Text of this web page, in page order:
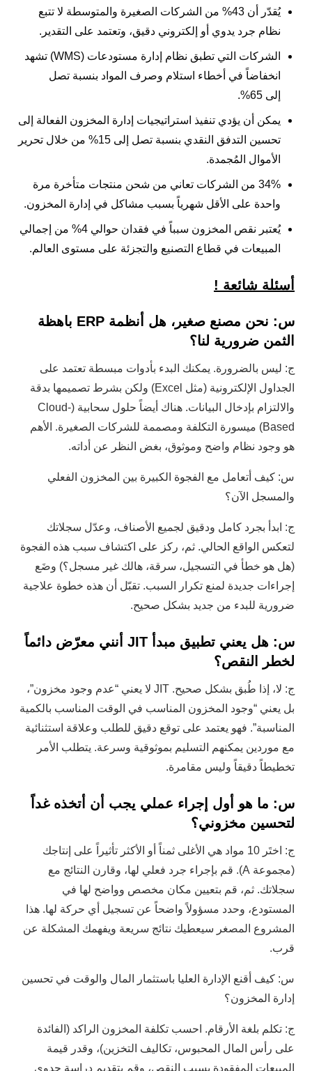
يُقدّر أن 43% من الشركات الصغيرة والمتوسطة لا تتبع
نظام جرد يدوي أو إلكتروني دقيق، وتعتمد على التقدير.
الشركات التي تطبق نظام إدارة مستودعات (WMS) تشهد
انخفاضاً في أخطاء استلام وصرف المواد بنسبة تصل
إلى 65%.
يمكن أن يؤدي تنفيذ استراتيجيات إدارة المخزون الفعالة إلى
تحسين التدفق النقدي بنسبة تصل إلى 15% من خلال تحرير
الأموال المُجمدة.
34% من الشركات تعاني من شحن منتجات متأخرة مرة
واحدة على الأقل شهرياً بسبب مشاكل في إدارة المخزون.
يُعتبر نقص المخزون سبباً في فقدان حوالي 4% من إجمالي
المبيعات في قطاع التصنيع والتجزئة على مستوى العالم.
أسئلة شائعة !
س: نحن مصنع صغير، هل أنظمة ERP باهظة
الثمن ضرورية لنا؟
ج: ليس بالضرورة. يمكنك البدء بأدوات مبسطة تعتمد على
الجداول الإلكترونية (مثل Excel) ولكن بشرط تصميمها بدقة
والالتزام بإدخال البيانات. هناك أيضاً حلول سحابية (Cloud-
Based) ميسورة التكلفة ومصممة للشركات الصغيرة. الأهم
هو وجود نظام واضح وموثوق، بغض النظر عن أداته.
س: كيف أتعامل مع الفجوة الكبيرة بين المخزون الفعلي
والمسجل الآن؟
ج: ابدأ بجرد كامل ودقيق لجميع الأصناف، وعدّل سجلاتك
لتعكس الواقع الحالي. ثم، ركز على اكتشاف سبب هذه الفجوة
(هل هو خطأ في التسجيل، سرقة، هالك غير مسجل؟) وضَع
إجراءات جديدة لمنع تكرار السبب. تقبّل أن هذه خطوة علاجية
ضرورية للبدء من جديد بشكل صحيح.
س: هل يعني تطبيق مبدأ JIT أنني معرّض دائماً
لخطر النقص؟
ج: لا، إذا طُبق بشكل صحيح. JIT لا يعني “عدم وجود مخزون”،
بل يعني “وجود المخزون المناسب في الوقت المناسب بالكمية
المناسبة”. فهو يعتمد على توقع دقيق للطلب وعلاقة استثنائية
مع موردين يمكنهم التسليم بموثوقية وسرعة. يتطلب الأمر
تخطيطاً دقيقاً وليس مقامرة.
س: ما هو أول إجراء عملي يجب أن أتخذه غداً
لتحسين مخزوني؟
ج: اختَر 10 مواد هي الأغلى ثمناً أو الأكثر تأثيراً على إنتاجك
(مجموعة A). قم بإجراء جرد فعلي لها، وقارن النتائج مع
سجلاتك. ثم، قم بتعيين مكان مخصص وواضح لها في
المستودع، وحدد مسؤولاً واضحاً عن تسجيل أي حركة لها. هذا
المشروع المصغر سيعطيك نتائج سريعة ويفهمك المشكلة عن
قرب.
س: كيف أقنع الإدارة العليا باستثمار المال والوقت في تحسين
إدارة المخزون؟
ج: تكلم بلغة الأرقام. احسب تكلفة المخزون الراكد (الفائدة
على رأس المال المحبوس، تكاليف التخزين)، وقدر قيمة
المبيعات المفقودة بسبب النقص، وقم بتقديم دراسة جدوى